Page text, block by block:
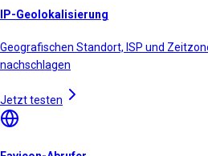
IP-Geolokalisierung
Geografischen Standort, ISP und
nachschlagen
Jetzt testen